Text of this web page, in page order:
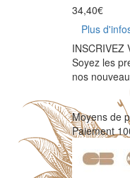
34,40€
Plus
INSCRIVEZ
Soyez les
nos
Moyens de
Paiement